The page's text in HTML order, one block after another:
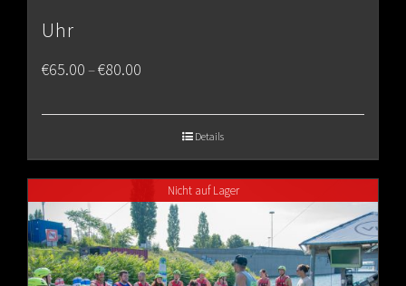
Uhr
€65.00–€80.00
€80.00
Details
Nicht auf Lager